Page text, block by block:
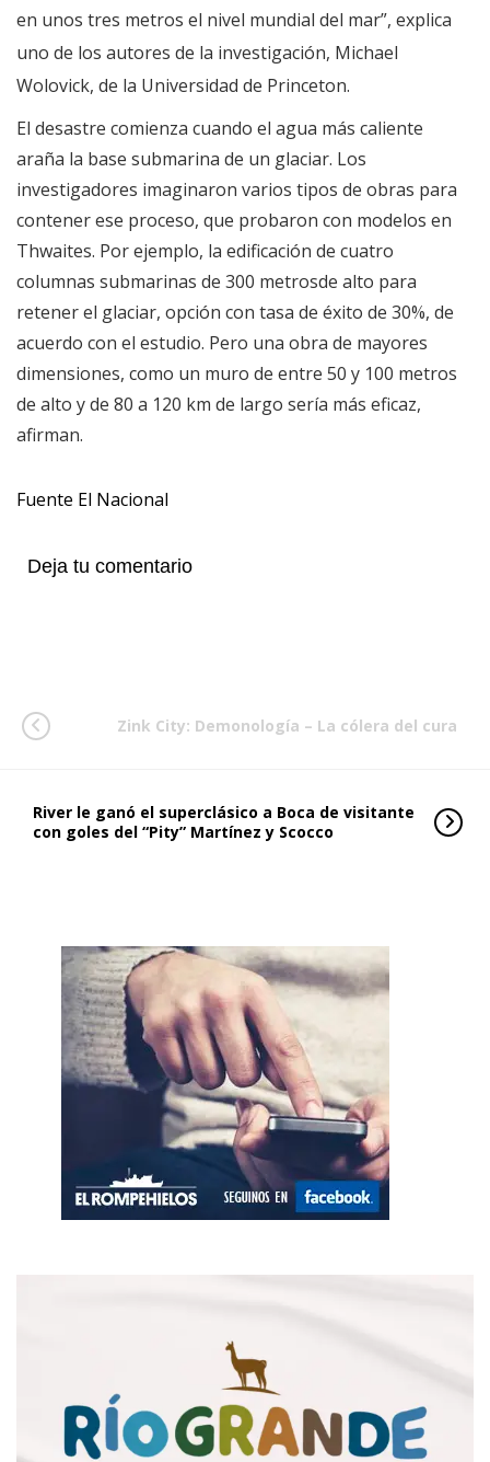
en unos tres metros el nivel mundial del mar”, explica
uno de los autores de la investigación, Michael
Wolovick, de la Universidad de Princeton.
El desastre comienza cuando el agua más caliente
araña la base submarina de un glaciar. Los
investigadores imaginaron varios tipos de obras para
contener ese proceso, que probaron con modelos en
Thwaites. Por ejemplo, la edificación de cuatro
columnas submarinas de 300 metrosde alto para
retener el glaciar, opción con tasa de éxito de 30%, de
acuerdo con el estudio. Pero una obra de mayores
dimensiones, como un muro de entre 50 y 100 metros
de alto y de 80 a 120 km de largo sería más eficaz,
afirman.
Fuente El Nacional
Deja tu comentario
Zink City: Demonología – La cólera del cura
River le ganó el superclásico a Boca de visitante
con goles del “Pity” Martínez y Scocco